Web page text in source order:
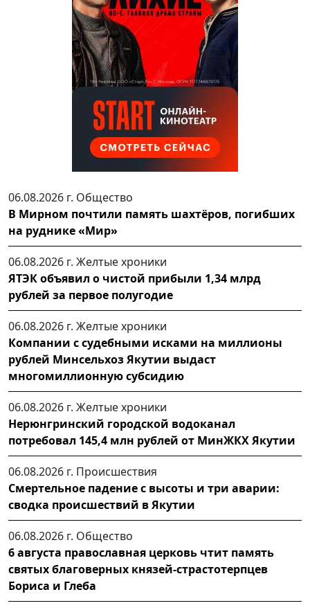
06.08.2026 г. Общество
В Мирном почтили память шахтёров, погибших
на руднике «Мир»
06.08.2026 г. Желтые хроники
ЯТЭК объявил о чистой прибыли 1,34 млрд
рублей за первое полугодие
06.08.2026 г. Желтые хроники
Компании с судебными исками на миллионы
рублей Минсельхоз Якутии выдаст
многомиллионную субсидию
06.08.2026 г. Желтые хроники
Нерюнгринский городской водоканал
потребовал 145,4 млн рублей от МинЖКХ Якутии
06.08.2026 г. Происшествия
Смертельное падение с высоты и три аварии:
сводка происшествий в Якутии
06.08.2026 г. Общество
6 августа православная церковь чтит память
святых благоверных князей-страстотерпцев
Бориса и Глеба